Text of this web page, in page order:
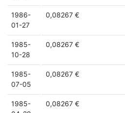
1986-
01-27
0,08267 €
1985-
10-28
0,08267 €
1985-
07-05
0,08267 €
1985-
0,08267 €